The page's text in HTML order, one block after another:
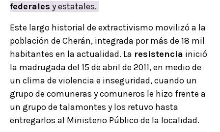
federales y estatales.
Este largo historial de extractivismo movilizó a la
población de Cherán, integrada por más de 18 mil
habitantes en la actualidad. La resistencia inició
la madrugada del 15 de abril de 2011, en medio de
un clima de violencia e inseguridad, cuando un
grupo de comuneras y comuneros le hizo frente a
un grupo de talamontes y los retuvo hasta
entregarlos al Ministerio Público de la localidad.